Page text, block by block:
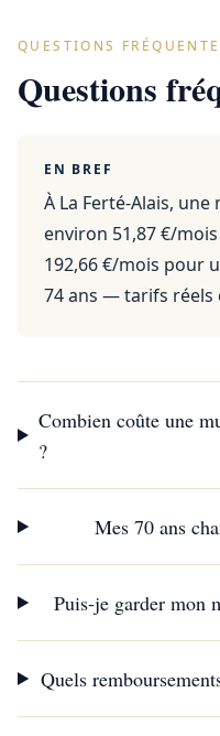
QUESTIONS
Questions
EN BREF
À La Ferté-Alais,
environ 51,87 €/
192,66 €/mois pour
74 ans — tarifs réels
Combien coûte une
?
Mes 70 ans
Puis-je garder mon
Quels